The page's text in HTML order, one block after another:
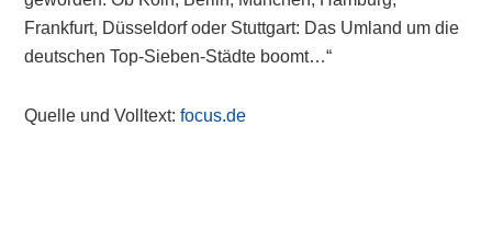
Frankfurt, Düsseldorf oder Stuttgart: Das Umland um die
deutschen Top-Sieben-Städte boomt…“
Quelle und Volltext:focus.de